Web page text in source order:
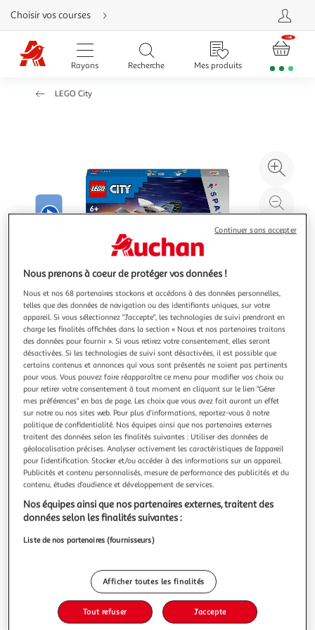
Aller
directement
au
contenu
Aller
directement
Aller
d'aide
Choisir vos courses
Rayons Recherche Mes produits
LEGO City
à
Illustration
précédente suivante
5.0 (4)
LEGO
LEGO 60430 City Le Vaisseau Interstellaire, Jouet sur
l'Espace, Cadeau Enfants Dès 6 Ans, Jeu Créatif avec
Minifigurines
Dès 6 ans - Contient 240 pièces
En savoir +
Vendu par
Livr. ou retrait dès 3/4 jours
Plus d'options
Ajouter au panier
Ajouter à une liste
Nous prenons à coeur de protéger vos données !
Nous et nos 68 partenaires stockons et accédons à des données personnelles,
telles que des données de navigation ou des identifiants uniques, sur votre
appareil. Si vous sélectionnez "J'accepte", les technologies de suivi prendront en
charge les finalités affichées dans la section « Nous et nos partenaires traitons
des données pour fournir ». Si vous retirez votre consentement, elles seront
désactivées. Si les technologies de suivi sont désactivées, il est possible que
certains contenus et annonces qui vous sont présentés ne soient pas pertinents
pour vous. Vous pouvez faire réapparaître ce menu pour modifier vos choix ou
pour retirer votre consentement à tout moment en cliquant sur le lien "Gérer
mes préférences" en bas de page. Les choix que vous avez fait auront un effet
sur notre ou nos sites web. Pour plus d’informations, reportez-vous à notre
politique de confidentialité. Nos équipes ainsi que nos partenaires externes
traitent des données selon les finalités suivantes : Utiliser des données de
géolocalisation précises. Analyser activement les caractéristiques de l’appareil
pour l’identification. Stocker et/ou accéder à des informations sur un appareil.
Publicités et contenu personnalisés, mesure de performance des publicités et du
contenu, études d’audience et développement de services.
Nos équipes ainsi que nos partenaires externes, traitent des
données selon les finalités suivantes :
Liste de nos partenaires (fournisseurs)
Afficher toutes les finalités
Tout refuser J'accepte
Continuer sans accepter